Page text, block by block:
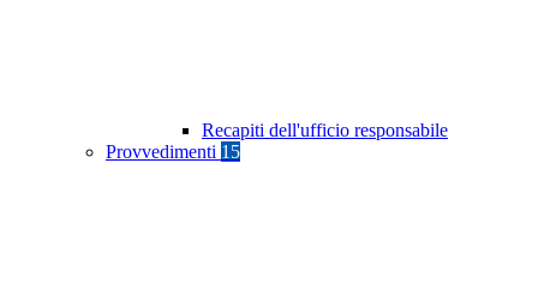
Recapiti dell'ufficio responsabile
Provvedimenti 15